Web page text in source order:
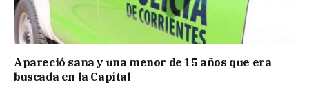
Apareció sana y una menor de 15 años que era
buscada en la Capital